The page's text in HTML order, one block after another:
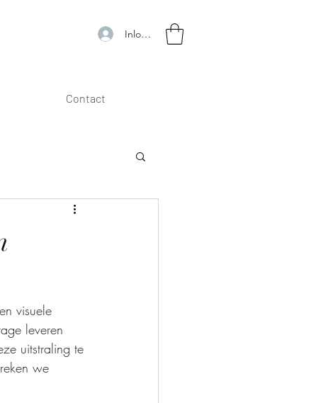
Inloggen
Contact
visuele
leveren
uitstraling te
we